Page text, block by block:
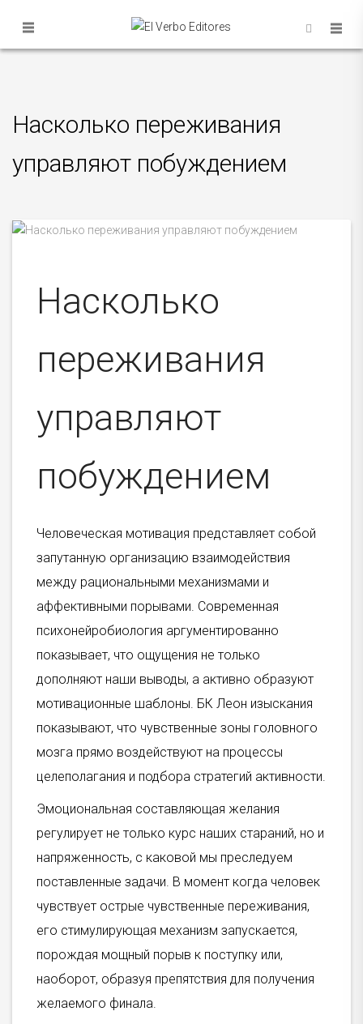
Насколько переживания
управляют побуждением
Насколько
переживания
управляют
побуждением
Человеческая мотивация представляет собой
запутанную организацию взаимодействия
между рациональными механизмами и
аффективными порывами. Современная
психонейробиология аргументированно
показывает, что ощущения не только
дополняют наши выводы, а активно образуют
мотивационные шаблоны. БК Леон изыскания
показывают, что чувственные зоны головного
мозга прямо воздействуют на процессы
целеполагания и подбора стратегий активности.
Эмоциональная составляющая желания
регулирует не только курс наших стараний, но и
напряженность, с каковой мы преследуем
поставленные задачи. В момент когда человек
чувствует острые чувственные переживания,
его стимулирующая механизм запускается,
порождая мощный порыв к поступку или,
наоборот, образуя препятствия для получения
желаемого финала.